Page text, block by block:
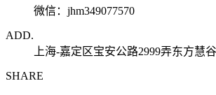
微信：jhm349077570
ADD.
上海-嘉定区宝安公路2999弄东方慧
SHARE